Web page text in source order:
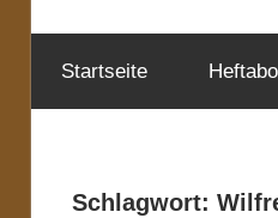
Startseite Heftabo
Schlagwort: